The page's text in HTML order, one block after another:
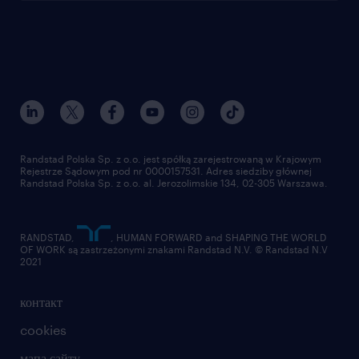
Sprawny proces rekrutacyjny
Prywatna opieka medyczna
Ubezpieczenie na życie/wypadek (PZU)
Karta sportowa (dla Ciebie lub Twoich
Kafeteria online - platforma benefitów
miesięcy)
Agencja zatrudnienia – nr wpisu 47
контакт
cookies
Randstad Polska Sp. z o.o. jest spółką zarejestrowaną w Krajowym
Rejestrze Sądowym pod nr 0000157531. Adres siedziby głównej
Randstad Polska Sp. z o.o. al. Jerozolimskie 134, 02-305 Warszawa.
RANDSTAD,
, HUMAN FORWARD and SHAPING THE WORLD
OF WORK są zastrzeżonymi znakami Randstad N.V. © Randstad N.V
2021